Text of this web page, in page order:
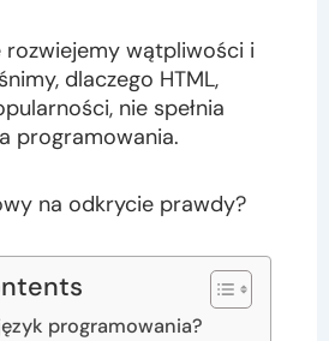
wątpliwości i
dlaczego HTML,
nie spełnia
programowania.
na odkrycie prawdy?
programowania?